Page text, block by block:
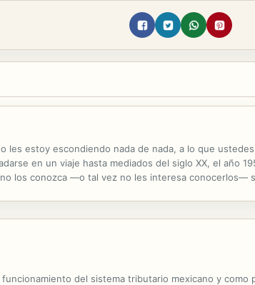
les estoy escondiendo nada de nada, a lo que
en un viaje hasta mediados del siglo XX, el año
los conozca —o tal vez no les interesa conocerlos—
del sistema tributario mexicano y como